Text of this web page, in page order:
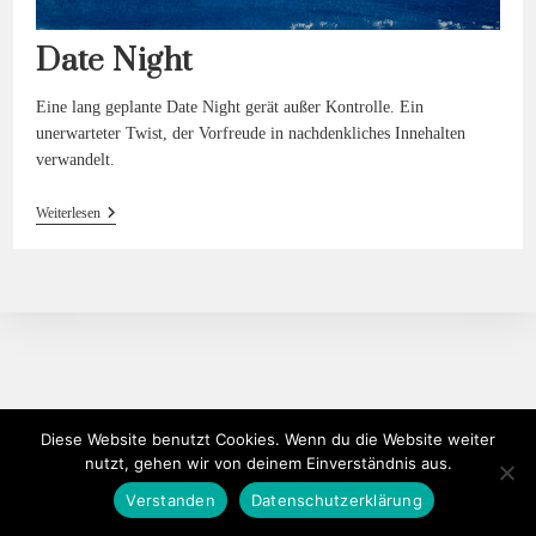
Date Night
Eine lang geplante Date Night gerät außer Kontrolle. Ein
unerwarteter Twist, der Vorfreude in nachdenkliches Innehalten
verwandelt.
WeiterlesenDate
Night
Diese Website benutzt Cookies. Wenn du die Website weiter
nutzt, gehen wir von deinem Einverständnis aus.
Verstanden
Datenschutzerklärung